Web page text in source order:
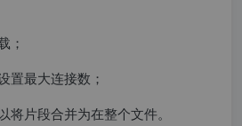
；
置最大连接数；
将片段合并为在整个文件。